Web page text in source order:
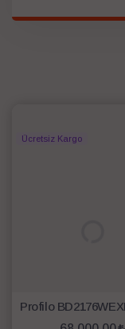
Ücretsiz Kargo